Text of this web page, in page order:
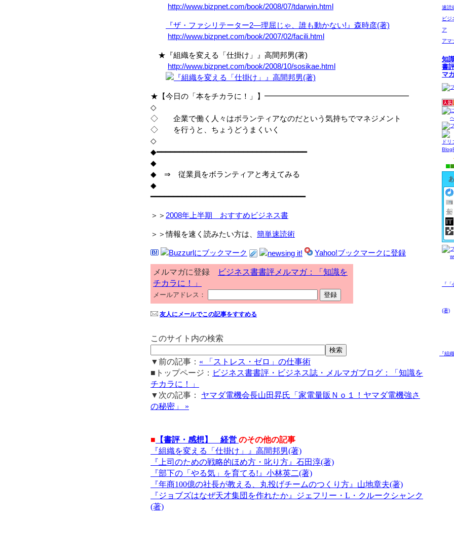
http://www.bizpnet.com/book/2008/07/tdarwin.html
『ザ・ファシリテーター2―理屈じゃ、誰も動かない!』森時彦(著)
http://www.bizpnet.com/book/2007/02/facili.html
★『組織を変える「仕掛け」』高間邦男(著)
http://www.bizpnet.com/book/2008/10/sosikae.html
★【今日の「本をチカラに！」】━━━━━━━━━━━━━━━━━━━
◇
◇ 企業で働く人々はボランティアなのだという気持ちでマネジメント
◇ を行うと、ちょうどうまくいく
◇
◆━━━━━━━━━━━━━━━━━━━━━━━━━━━━━━━━━
◆
◆ ⇒ 従業員をボランティアと考えてみる
◆
━━━━━━━━━━━━━━━━━━━━━━━━━━━━━━━━━━
＞＞ 2008年上半期 おすすめビジネス書
＞＞情報を速く読みたい方は、 簡単速読術
Yahoo!ブックマークに登録
メルマガに登録
ビジネス書書評メルマガ：「知識を
チカラに！」
メールアドレス：
友人にメールでこの記事をすすめる
このサイト内の検索
▼前の記事： « 「ストレス・ゼロ」の仕事術
■トップページ： ビジネス書書評・ビジネス誌・メルマガブログ：「知識を
チカラに！」
▼次の記事： ヤマダ電機会長山田昇氏「家電量販Ｎｏ１！ヤマダ電機強さ
の秘密」 »
■ 【書評・感想】 経営 のその他の記事
『組織を変える「仕掛け」』高間邦男(著)
『上司のための戦略的ほめ方・叱り方』石田淳(著)
『部下の「やる気」を育てる!』小林英二(著)
『年商100億の社長が教える、丸投げチームのつくり方』山地章夫(著)
『ジョブズはなぜ天才集団を作れたか』ジェフリー・L・クルークシャンク
(著)
速読
ビ
ア
アマ
知
書
マ
ドリ
『
(著)
『組